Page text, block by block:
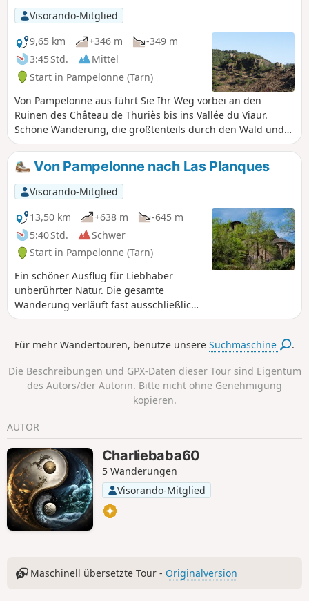
Visorando-Mitglied
9,65 km
+346 m
-349 m
3:45 Std.
Mittel
Start in Pampelonne (Tarn)
Von Pampelonne aus führt Sie Ihr Weg vorbei an den
Ruinen des Château de Thuriès bis ins Vallée du Viaur.
Schöne Wanderung, die größtenteils durch den Wald und
dann am Ufer des Viaur entlangführt, wo Sie im Sommer
die Kühle genießen können.
Von Pampelonne nach Las Planques
Visorando-Mitglied
13,50 km
+638 m
-645 m
5:40 Std.
Schwer
Start in Pampelonne (Tarn)
Ein schöner Ausflug für Liebhaber
unberührter Natur. Die gesamte
Wanderung verläuft fast ausschließlich
auf schmalen Wegen, grasbewachsenen
führt über Achterbahnstrecken und
Sauvage.
Für mehr Wandertouren, benutze unsereSuchmaschine .
Die Beschreibungen und GPX-Daten dieser Tour sind Eigentum
des Autors/der Autorin. Bitte nicht ohne Genehmigung
kopieren.
AUTOR
Charliebaba60
5 Wanderungen
Visorando-Mitglied
Maschinell übersetzte Tour - Originalversion